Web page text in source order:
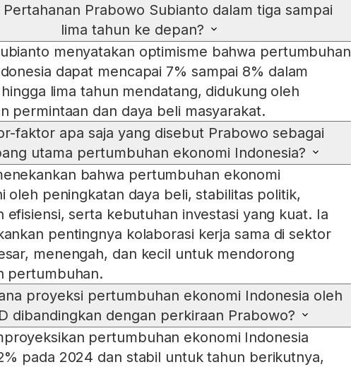
Prabowo Subianto dalam tiga sampai
lima tahun ke depan?
menyatakan optimisme bahwa pertumbuhan
dapat mencapai 7% sampai 8% dalam
lima tahun mendatang, didukung oleh
permintaan dan daya beli masyarakat.
faktor apa saja yang disebut Prabowo sebagai
utama pertumbuhan ekonomi Indonesia?
bahwa pertumbuhan ekonomi
oleh peningkatan daya beli, stabilitas politik,
efisiensi, serta kebutuhan investasi yang kuat. Ia
pentingnya kolaborasi kerja sama di sektor
menengah, dan kecil untuk mendorong
pertumbuhan.
proyeksi pertumbuhan ekonomi Indonesia oleh
dibandingkan dengan perkiraan Prabowo?
pertumbuhan ekonomi Indonesia
pada 2024 dan stabil untuk tahun berikutnya,